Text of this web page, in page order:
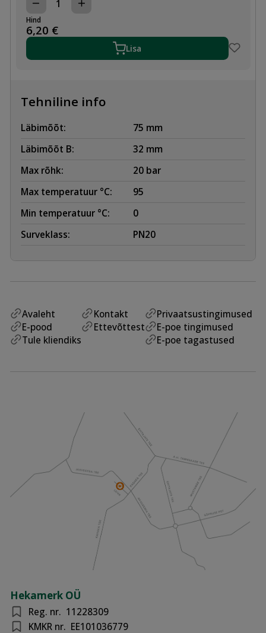
PPR
ÜLEMINEK
75/32
S/S
Hind
6,20 €
Lisa
Tehniline info
Läbimõõt:
75 mm
Läbimõõt B:
32 mm
Max rõhk:
20 bar
Max temperatuur °C:
95
Min temperatuur °C:
0
Surveklass:
PN20
Avaleht
E-pood
Tule kliendiks
Kontakt
Ettevõttest
Privaatsustingimused
E-poe tingimused
E-poe tagastused
Hekamerk OÜ
Reg. nr. 11228309
KMKR nr. EE101036779